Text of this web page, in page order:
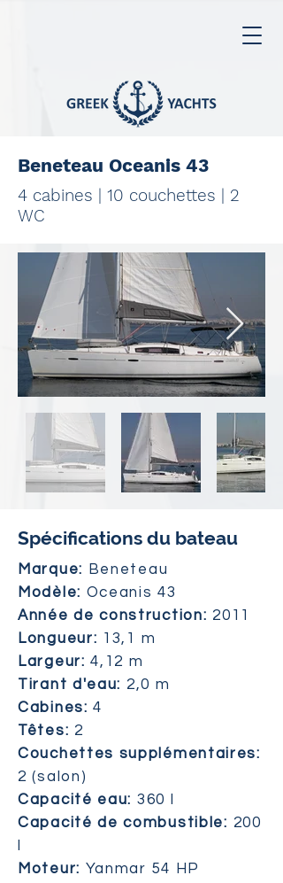
Beneteau Oceanis 43
4 cabines | 10 couchettes | 2
WC
Spécifications du bateau
Marque:
Beneteau
Modèle: Oceanis 43
Année de construction: 2011
Longueur: 13,1 m
Largeur: 4,12 m
Tirant d'eau: 2,0 m
Cabines: 4
Têtes: 2
Couchettes supplémentaires:
2 (salon)
Capacité eau: 360 l
Capacité de combustible: 200
Moteur: Yanmar 54 HP